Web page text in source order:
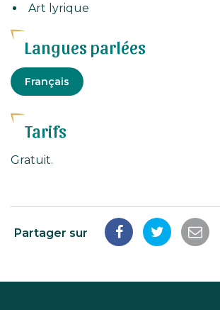
Art lyrique
Langues parlées
Français
Tarifs
Gratuit.
Partager sur
Partager
Facebook
Partager
Twitter